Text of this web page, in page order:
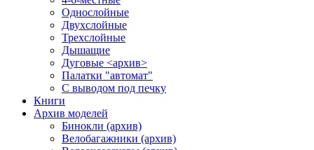
Однослойные
Двухслойные
Трехслойные
Дышащие
Дуговые <архив>
Палатки "автомат"
C выводом под печку
Книги
Архив моделей
Бинокли (архив)
Велобагажники (архив)